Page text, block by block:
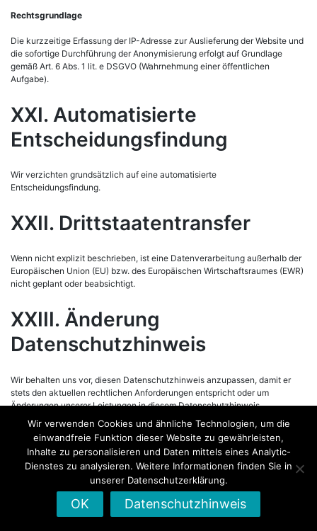
Rechtsgrundlage
Die kurzzeitige Erfassung der IP-Adresse zur Auslieferung der Website und
die sofortige Durchführung der Anonymisierung erfolgt auf Grundlage
gemäß Art. 6 Abs. 1 lit. e DSGVO (Wahrnehmung einer öffentlichen
Aufgabe).
XXI. Automatisierte
Entscheidungsfindung
Wir verzichten grundsätzlich auf eine automatisierte
Entscheidungsfindung.
XXII. Drittstaatentransfer
Wenn nicht explizit beschrieben, ist eine Datenverarbeitung außerhalb der
Europäischen Union (EU) bzw. des Europäischen Wirtschaftsraumes (EWR)
nicht geplant oder beabsichtigt.
XXIII. Änderung
Datenschutzhinweis
Wir behalten uns vor, diesen Datenschutzhinweis anzupassen, damit er
stets den aktuellen rechtlichen Anforderungen entspricht oder um
Änderungen unserer Leistungen in diesem Datenschutzhinweis
umzusetzen, z.B. bei der Einführung neuer Services. Für Ihren erneuten
Besuch gilt dann der neue Datenschutzhinweis.
XXIV. Fragen zum Datenschutz
Wenn Sie Fragen zum Datenschutz haben, wenden Sie sich bitte an den
Verantwortlichen oder an die mit dem Datenschutz beauftragte Person in
Wir verwenden Cookies und ähnliche Technologien, um die
einwandfreie Funktion dieser Website zu gewährleisten,
Inhalte zu personalisieren und Daten mittels eines Analytic-
Dienstes zu analysieren. Weitere Informationen finden Sie in
unserer Datenschutzerklärung.
OK Datenschutzhinweis